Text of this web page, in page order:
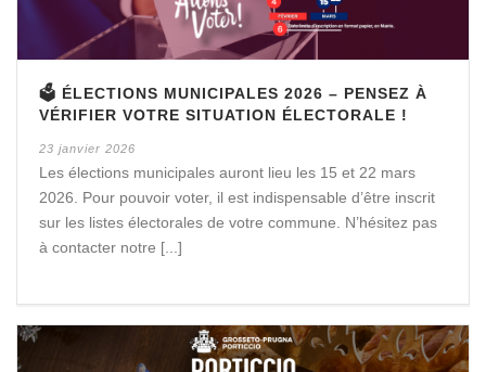
🗳️ ÉLECTIONS MUNICIPALES 2026 – PENSEZ À
VÉRIFIER VOTRE SITUATION ÉLECTORALE !
23 janvier 2026
Les élections municipales auront lieu les 15 et 22 mars
2026. Pour pouvoir voter, il est indispensable d’être inscrit
sur les listes électorales de votre commune. N’hésitez pas
à contacter notre [...]